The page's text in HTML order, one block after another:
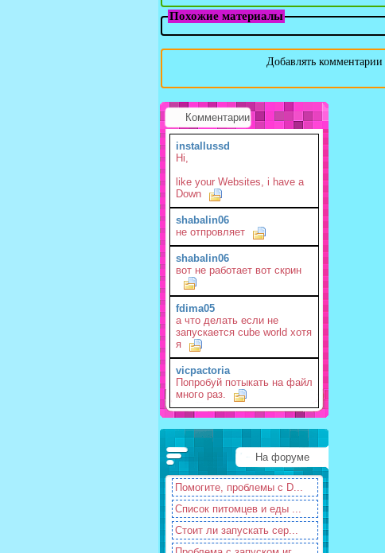
Похожие материалы
Добавлять комментарии
Комментарии
installussd
Hi,
like your Websites, i have a
Down
shabalin06
не отпровляет
shabalin06
вот не работает вот скрин
fdima05
а что делать если не
запускается cube world хотя
я
vicpactoria
Попробуй потыкать на файл
много раз.
На форуме
Помогите, проблемы с D...
Список питомцев и еды ...
Стоит ли запускать сер...